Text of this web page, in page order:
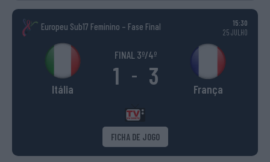
Europeu Sub17 Feminino – Fase Final
15:30
25 JULHO
Itália
FINAL 3º/4º
1 - 3 França
FICHA DE JOGO